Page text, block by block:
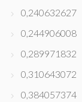
0,240632627
0,244906008
0,289971832
0,310643072
0,384057374